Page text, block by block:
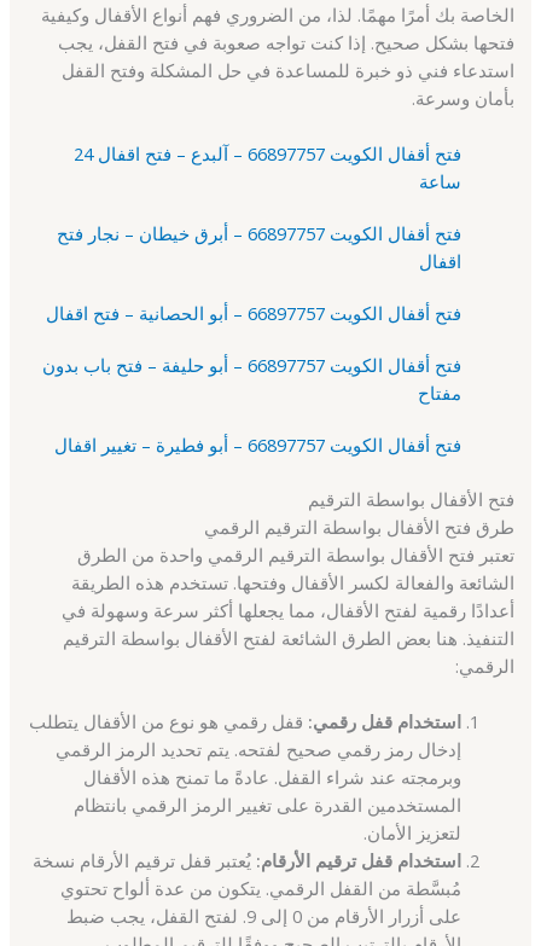
الخاصة بك أمرًا مهمًا. لذا، من الضروري فهم أنواع الأقفال وكيفية
فتحها بشكل صحيح. إذا كنت تواجه صعوبة في فتح القفل، يجب
استدعاء فني ذو خبرة للمساعدة في حل المشكلة وفتح القفل
بأمان وسرعة.
فتح أقفال الكويت 66897757 – آلبدع – فتح اقفال 24
ساعة
فتح أقفال الكويت 66897757 – أبرق خيطان – نجار فتح
اقفال
فتح أقفال الكويت 66897757 – أبو الحصانية – فتح اقفال
فتح أقفال الكويت 66897757 – أبو حليفة – فتح باب بدون
مفتاح
فتح أقفال الكويت 66897757 – أبو فطيرة – تغيير اقفال
فتح الأقفال بواسطة الترقيم
طرق فتح الأقفال بواسطة الترقيم الرقمي
تعتبر فتح الأقفال بواسطة الترقيم الرقمي واحدة من الطرق
الشائعة والفعالة لكسر الأقفال وفتحها. تستخدم هذه الطريقة
أعدادًا رقمية لفتح الأقفال، مما يجعلها أكثر سرعة وسهولة في
التنفيذ. هنا بعض الطرق الشائعة لفتح الأقفال بواسطة الترقيم
الرقمي:
استخدام قفل رقمي: قفل رقمي هو نوع من الأقفال يتطلب
إدخال رمز رقمي صحيح لفتحه. يتم تحديد الرمز الرقمي
وبرمجته عند شراء القفل. عادةً ما تمنح هذه الأقفال
المستخدمين القدرة على تغيير الرمز الرقمي بانتظام
لتعزيز الأمان.
استخدام قفل ترقيم الأرقام: يُعتبر قفل ترقيم الأرقام نسخة
مُبسَّطة من القفل الرقمي. يتكون من عدة ألواح تحتوي
على أزرار الأرقام من 0 إلى 9. لفتح القفل، يجب ضبط